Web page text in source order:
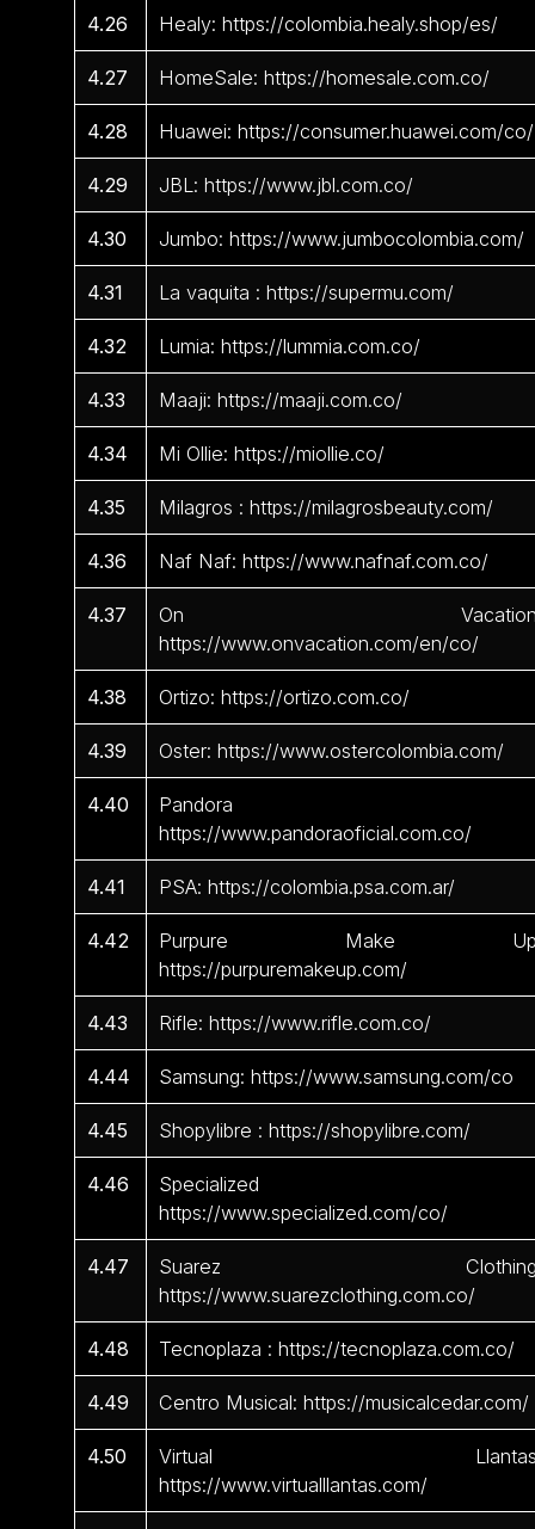
4.26 Healy: https://colombia.healy.shop/es/
4.27 HomeSale: https://homesale.com.co/
4.28 Huawei: https://consumer.huawei.com/co/
4.29 JBL: https://www.jbl.com.co/
4.30 Jumbo: https://www.jumbocolombia.com/
4.31 La vaquita : https://supermu.com/
4.32 Lumia: https://lummia.com.co/
4.33 Maaji: https://maaji.com.co/
4.34 Mi Ollie: https://miollie.co/
4.35 Milagros : https://milagrosbeauty.com/
4.36 Naf Naf: https://www.nafnaf.com.co/
4.37
On
https://www.onvacation.com/en/co/
4.38 Ortizo: https://ortizo.com.co/
4.39 Oster: https://www.ostercolombia.com/
4.40
Pandora
https://www.pandoraoficial.com.co/
4.41 PSA: https://colombia.psa.com.ar/
4.42
Purpure Make
https://purpuremakeup.com/
4.43 Rifle: https://www.rifle.com.co/
4.44 Samsung: https://www.samsung.com/co
4.45 Shopylibre : https://shopylibre.com/
4.46
Specialized
https://www.specialized.com/co/
4.47
Suarez
https://www.suarezclothing.com.co/
4.48 Tecnoplaza : https://tecnoplaza.com.co/
4.49 Centro Musical: https://musicalcedar.com/
4.50
Virtual
https://www.virtualllantas.com/